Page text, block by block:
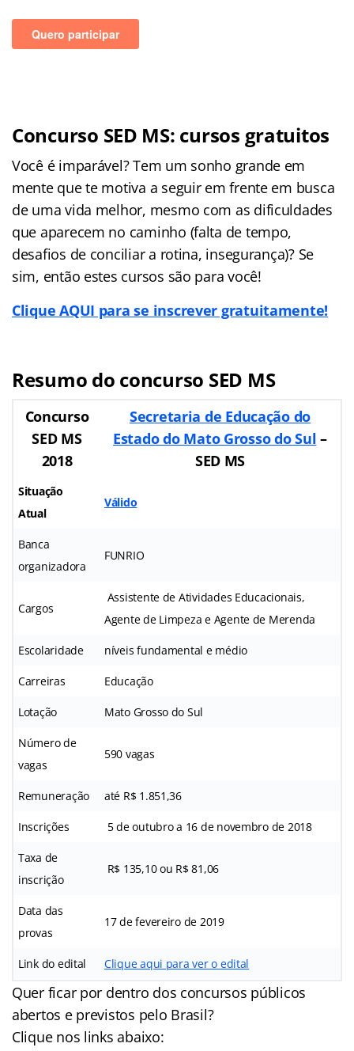
Concurso SED MS: cursos gratuitos
Você é imparável? Tem um sonho grande em
mente que te motiva a seguir em frente em busca
de uma vida melhor, mesmo com as dificuldades
que aparecem no caminho (falta de tempo,
desafios de conciliar a rotina, insegurança)? Se
sim, então estes cursos são para você!
Clique AQUI para se inscrever gratuitamente!
Resumo do concurso SED MS
Concurso
SED MS
2018
Secretaria de Educação do
Estado do Mato Grosso do Sul –
SED MS
Situação
Atual
Válido
Banca
organizadora
FUNRIO
Cargos
Assistente de Atividades Educacionais,
Agente de Limpeza e Agente de Merenda
Escolaridade níveis fundamental e médio
Carreiras Educação
Lotação Mato Grosso do Sul
Número de
vagas
590 vagas
Remuneração até R$ 1.851,36
Inscrições 5 de outubro a 16 de novembro de 2018
Taxa de
inscrição
R$ 135,10 ou R$ 81,06
Data das
provas
17 de fevereiro de 2019
Link do edital Clique aqui para ver o edital
Quer ficar por dentro dos concursos públicos
abertos e previstos pelo Brasil?
Clique nos links abaixo: